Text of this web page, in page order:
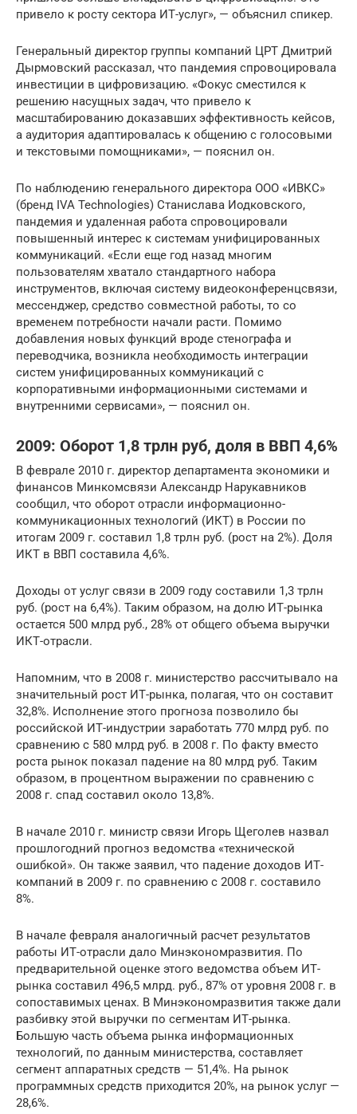
привело к росту сектора ИТ-услуг», — объяснил спикер.
Генеральный директор группы компаний ЦРТ Дмитрий
Дырмовский рассказал, что пандемия спровоцировала
инвестиции в цифровизацию. «Фокус сместился к
решению насущных задач, что привело к
масштабированию доказавших эффективность кейсов,
а аудитория адаптировалась к общению с голосовыми
и текстовыми помощниками», — пояснил он.
По наблюдению генерального директора ООО «ИВКС»
(бренд IVA Technologies) Станислава Иодковского,
пандемия и удаленная работа спровоцировали
повышенный интерес к системам унифицированных
коммуникаций. «Если еще год назад многим
пользователям хватало стандартного набора
инструментов, включая систему видеоконференцсвязи,
мессенджер, средство совместной работы, то со
временем потребности начали расти. Помимо
добавления новых функций вроде стенографа и
переводчика, возникла необходимость интеграции
систем унифицированных коммуникаций с
корпоративными информационными системами и
внутренними сервисами», — пояснил он.
2009: Оборот 1,8 трлн руб, доля в ВВП 4,6%
В феврале 2010 г. директор департамента экономики и
финансов Минкомсвязи Александр Нарукавников
сообщил, что оборот отрасли информационно-
коммуникационных технологий (ИКТ) в России по
итогам 2009 г. составил 1,8 трлн руб. (рост на 2%). Доля
ИКТ в ВВП составила 4,6%.
Доходы от услуг связи в 2009 году составили 1,3 трлн
руб. (рост на 6,4%). Таким образом, на долю ИТ-рынка
остается 500 млрд руб., 28% от общего объема выручки
ИКТ-отрасли.
Напомним, что в 2008 г. министерство рассчитывало на
значительный рост ИТ-рынка, полагая, что он составит
32,8%. Исполнение этого прогноза позволило бы
российской ИТ-индустрии заработать 770 млрд руб. по
сравнению с 580 млрд руб. в 2008 г. По факту вместо
роста рынок показал падение на 80 млрд руб. Таким
образом, в процентном выражении по сравнению с
2008 г. спад составил около 13,8%.
В начале 2010 г. министр связи Игорь Щеголев назвал
прошлогодний прогноз ведомства «технической
ошибкой». Он также заявил, что падение доходов ИТ-
компаний в 2009 г. по сравнению с 2008 г. составило
8%.
В начале февраля аналогичный расчет результатов
работы ИТ-отрасли дало Минэкономразвития. По
предварительной оценке этого ведомства объем ИТ-
рынка составил 496,5 млрд. руб., 87% от уровня 2008 г. в
сопоставимых ценах. В Минэкономразвития также дали
разбивку этой выручки по сегментам ИТ-рынка.
Большую часть объема рынка информационных
технологий, по данным министерства, составляет
сегмент аппаратных средств — 51,4%. На рынок
программных средств приходится 20%, на рынок услуг —
28,6%.